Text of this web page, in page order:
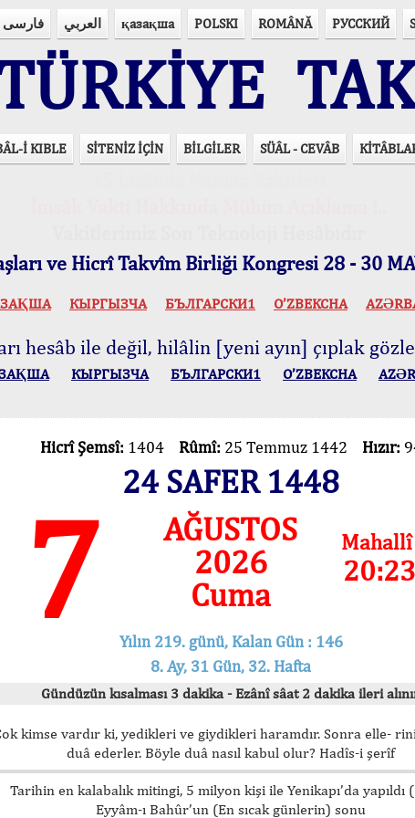
فارسی العربي қазақша POLSKI ROMÂNĂ РУССКИЙ
İ KIBLE SİTENİZ İÇİN BİLGİLER SÜÂL - CEVÂB
ve Hicrî Takvîm Birliği Kongresi 28 - 30
КЫPГЫЗЧA БЪЛГАРСКИ1 O’ZBEKCHA
hesâb ile değil, hilâlin [yeni ayın] çıplak
КЫPГЫЗЧA БЪЛГАРСКИ1 O’ZBEKCHA
Hicrî Şemsî: 1404 Rûmî: 25 Temmuz 1442 Hızır:
24 SAFER 1448
7
AĞUSTOS
2026
Cuma
Mahallî
Yılın 219. günü, Kalan Gün : 146
8. Ay, 31 Gün, 32. Hafta
Gündüzün kısalması 3 dakika - Ezânî sâat 2 dakika ileri
kimse vardır ki, yedikleri ve giydikleri haramdır. Sonra elle- rini
duâ ederler. Böyle duâ nasıl kabul olur? Hadîs-i şerîf
Tarihin en kalabalık mitingi, 5 milyon kişi ile Yenikapı’da yapıldı
Eyyâm-ı Bahûr’un (En sıcak günlerin) sonu